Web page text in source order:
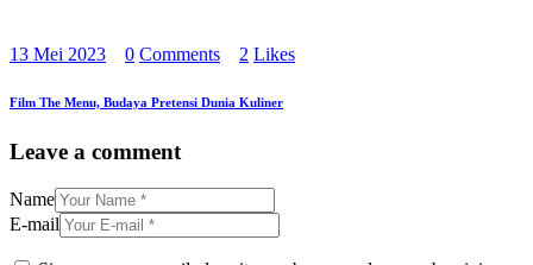
13 Mei 2023 0 Comments 2 Likes
Film The Menu, Budaya Pretensi Dunia Kuliner
Leave a comment
Name
E-mail